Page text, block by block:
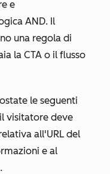
e
AND. Il
una regola di
la CTA o il flusso
le seguenti
visitatore deve
all'URL del
e al
.